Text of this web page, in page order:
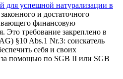
для успешной натурализации в
и достаточного
финансовую
Это требование закреплено в
§10 Abs.1 Nr.3: соискатель
себя и своих
помощью по SGB II или SGB